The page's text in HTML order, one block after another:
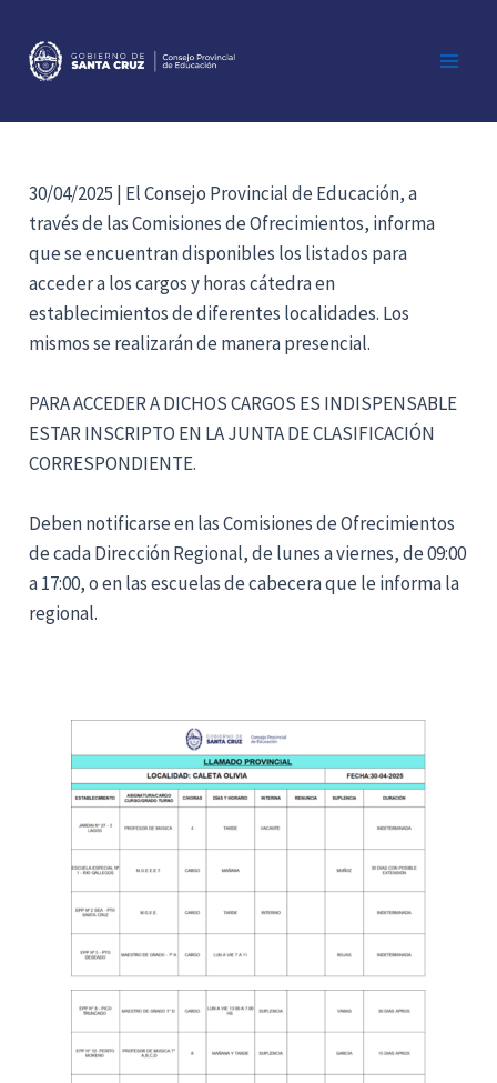
contenido
30/04/2025 | El Consejo Provincial de Educación, a
través de las Comisiones de Ofrecimientos, informa
que se encuentran disponibles los listados para
acceder a los cargos y horas cátedra en
establecimientos de diferentes localidades. Los
mismos se realizarán de manera presencial.
PARA ACCEDER A DICHOS CARGOS ES INDISPENSABLE
ESTAR INSCRIPTO EN LA JUNTA DE CLASIFICACIÓN
CORRESPONDIENTE.
Deben notificarse en las Comisiones de Ofrecimientos
de cada Dirección Regional, de lunes a viernes, de 09:00
a 17:00, o en las escuelas de cabecera que le informa la
regional.